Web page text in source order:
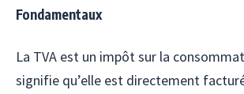
Fondamentaux
La TVA est un impôt sur la
signifie qu’elle est directement